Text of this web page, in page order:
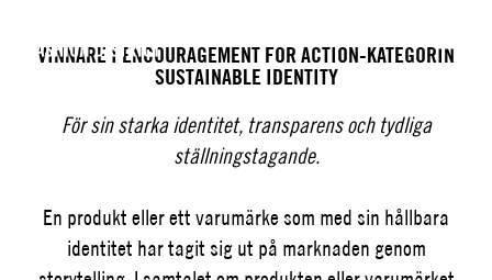
VINNARE I ENCOURAGEMENT FOR ACTION-KATEGORIN
SUSTAINABLE IDENTITY
För sin starka identitet, transparens och tydliga
ställningstagande.
En produkt eller ett varumärke som med sin hållbara
identitet har tagit sig ut på marknaden genom